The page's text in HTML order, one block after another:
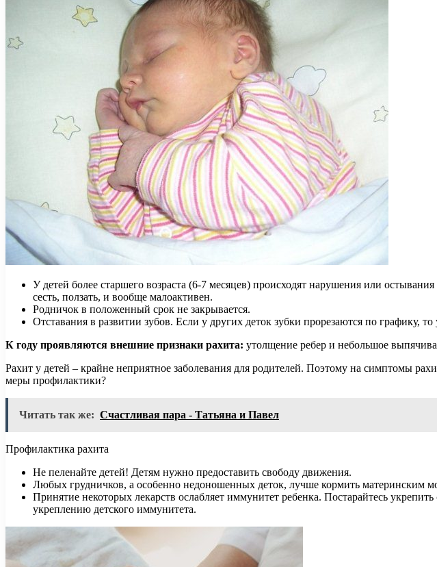
У детей более старшего возраста (6-7 месяцев) происходят нарушения или
сесть, ползать, и вообще малоактивен.
Родничок в положенный срок не закрывается.
Отставания в развитии зубов. Если у других деток зубки прорезаются по графику,
К году проявляются внешние признаки рахита: утолщение ребер и небольшое
Рахит у детей – крайне неприятное заболевания для родителей. Поэтому на симптомы
меры профилактики?
Читать так же: Счастливая пара - Татьяна и Павел
Профилактика рахита
Не пеленайте детей! Детям нужно предоставить свободу движения.
Любых грудничков, а особенно недоношенных деток, лучше кормить материнским
Принятие некоторых лекарств ослабляет иммунитет ребенка. Постарайтесь
укреплению детского иммунитета.